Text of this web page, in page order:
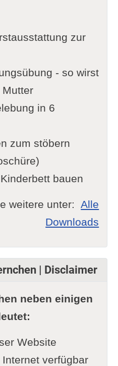
zur
- so wirst
in 6
zum stöbern
bauen
weitere unter:Alle
Downloads
| Disclaimer
neben einigen
Website
Internet verfügbar